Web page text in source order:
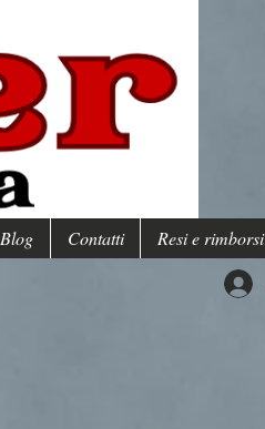
Blog Contatti Resi e rimborsi